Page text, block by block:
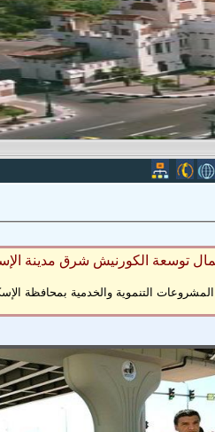
توسعة الكورنيش شرق مدينة
التنموية والخدمية بمحافظة